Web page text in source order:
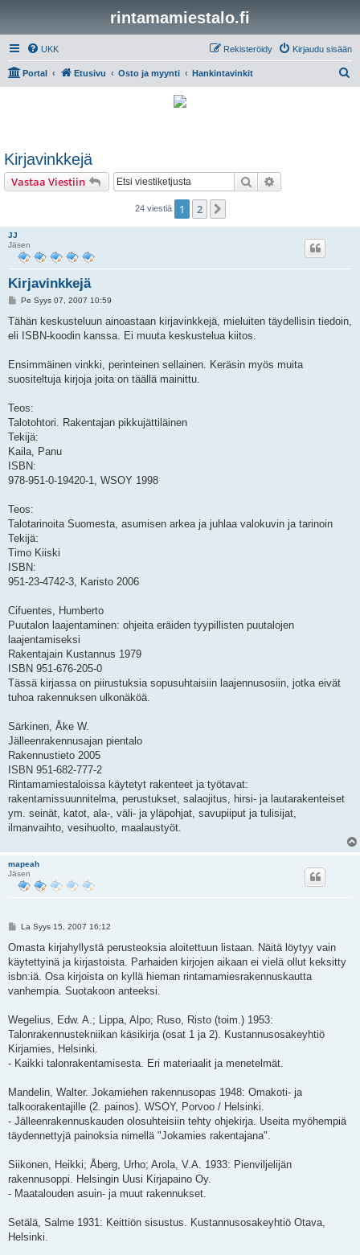
rintamamiestalo.fi
UKK Kirjaudu sisään
Rekisteröidy
Portal Etusivu Osto ja myynti Hankintavinkit
Kirjavinkkejä
Vastaa Viestiin Etsi
24 viestiä 1 2
JJ
Jäsen
Kirjavinkkejä
V
e
t
Pe Syys 07, 2007 10:59
Tähän keskusteluun ainoastaan kirjavinkkejä, mieluiten täydellisin tiedoin,
eli ISBN-koodin kanssa. Ei muuta keskustelua kiitos.
Ensimmäinen vinkki, perinteinen sellainen. Keräsin myös muita
suositeltuja kirjoja joita on täällä mainittu.
Teos:
Talotohtori. Rakentajan pikkujättiläinen
Tekijä:
Kaila, Panu
ISBN:
978-951-0-19420-1, WSOY 1998
Teos:
Talotarinoita Suomesta, asumisen arkea ja juhlaa valokuvin ja tarinoin
Tekijä:
Timo Kiiski
ISBN:
951-23-4742-3, Karisto 2006
Cifuentes, Humberto
Puutalon laajentaminen: ohjeita eräiden tyypillisten puutalojen
laajentamiseksi
Rakentajain Kustannus 1979
ISBN 951-676-205-0
Tässä kirjassa on piirustuksia sopusuhtaisiin laajennusosiin, jotka eivät
tuhoa rakennuksen ulkonäköä.
Särkinen, Åke W.
Jälleenrakennusajan pientalo
Rakennustieto 2005
ISBN 951-682-777-2
Rintamamiestaloissa käytetyt rakenteet ja työtavat:
rakentamissuunnitelma, perustukset, salaojitus, hirsi- ja lautarakenteiset
ym. seinät, katot, ala-, väli- ja yläpohjat, savupiiput ja tulisijat,
ilmanvaihto, vesihuolto, maalaustyöt.
mapeah
Jäsen
V
e
t
i
La Syys 15, 2007 16:12
Omasta kirjahyllystä perusteoksia aloitettuun listaan. Näitä löytyy vain
käytettyinä ja kirjastoista. Parhaiden kirjojen aikaan ei vielä ollut keksitty
isbn:iä. Osa kirjoista on kyllä hieman rintamamiesrakennuskautta
vanhempia. Suotakoon anteeksi.
Wegelius, Edw. A.; Lippa, Alpo; Ruso, Risto (toim.) 1953:
Talonrakennustekniikan käsikirja (osat 1 ja 2). Kustannusosakeyhtiö
Kirjamies, Helsinki.
- Kaikki talonrakentamisesta. Eri materiaalit ja menetelmät.
Mandelin, Walter. Jokamiehen rakennusopas 1948: Omakoti- ja
talkoorakentajille (2. painos). WSOY, Porvoo / Helsinki.
- Jälleenrakennuskauden olosuhteisiin tehty ohjekirja. Useita myöhempiä
täydennettyjä painoksia nimellä "Jokamies rakentajana".
Siikonen, Heikki; Åberg, Urho; Arola, V.A. 1933: Pienviljelijän
rakennusoppi. Helsingin Uusi Kirjapaino Oy.
- Maatalouden asuin- ja muut rakennukset.
Setälä, Salme 1931: Keittiön sisustus. Kustannusosakeyhtiö Otava,
Helsinki.